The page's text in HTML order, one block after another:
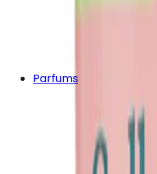
Parfums